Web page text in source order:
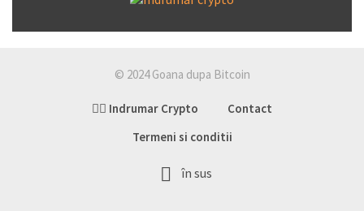
© 2024 Goana dupa Bitcoin
👉🏽 Indrumar Crypto
Contact
Termeni si conditii
în sus